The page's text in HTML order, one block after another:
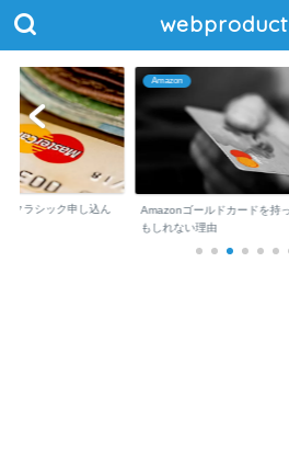
クラシック申し込ん
Amazon
Amazonゴールドカードを持
もしれない理由